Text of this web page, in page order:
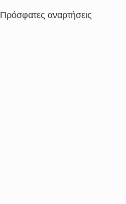
Πρόσφατες αναρτήσεις